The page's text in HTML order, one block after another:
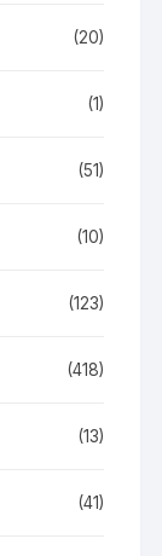
(20)
(1)
(51)
(10)
(123)
(418)
(13)
(41)